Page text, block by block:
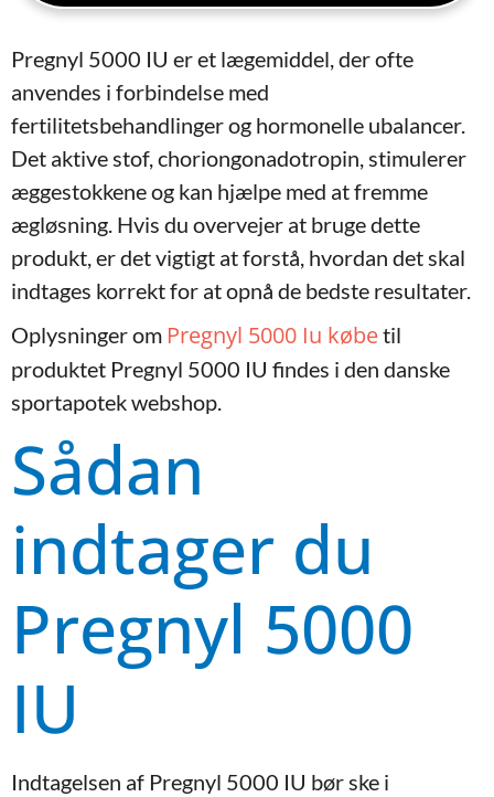
Pregnyl 5000 IU er et lægemiddel, der ofte
anvendes i forbindelse med
fertilitetsbehandlinger og hormonelle ubalancer.
Det aktive stof, choriongonadotropin, stimulerer
æggestokkene og kan hjælpe med at fremme
ægløsning. Hvis du overvejer at bruge dette
produkt, er det vigtigt at forstå, hvordan det skal
indtages korrekt for at opnå de bedste resultater.
Oplysninger om Pregnyl 5000 Iu købetil
produktet Pregnyl 5000 IU findes i den danske
sportapotek webshop.
Sådan
indtager du
Pregnyl 5000
IU
Indtagelsen af Pregnyl 5000 IU bør ske i